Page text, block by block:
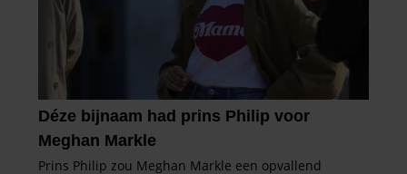
partners voor social media, adverteren en analyse. Deze
partners kunnen deze gegevens combineren met andere
informatie die u aan ze heeft verstrekt of die ze hebben
verzameld op basis van uw gebruik van hun services. U
gaat akkoord met onze cookies als u onze website blijft
gebruiken.